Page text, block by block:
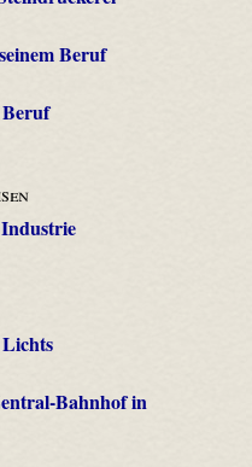
Beruf
Beruf
Bahnhof in